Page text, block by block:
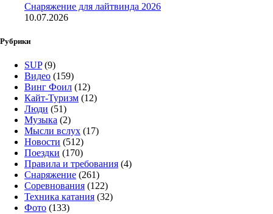
Снаряжение для лайтвинда 2026
10.07.2026
Рубрики
SUP(9)
Видео (159)
Винг Фоил (12)
Кайт-Туризм (12)
Люди (51)
Музыка (2)
Мысли вслух (17)
Новости (512)
Поездки (170)
Правила и требования (4)
Снаряжение (261)
Соревнования (122)
Техника катания (32)
Фото (133)